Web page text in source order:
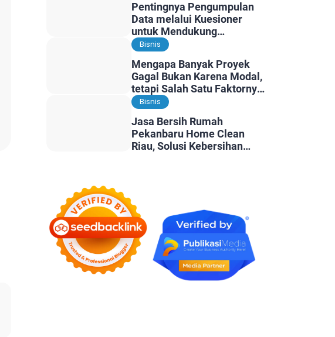
Pentingnya Pengumpulan
Data melalui Kuesioner
untuk Mendukung
Penelitian dan Pengambilan
Bisnis
Mengapa Banyak Proyek
Gagal Bukan Karena Modal,
tetapi Salah Satu Faktornya
Karena Tidak Pernah Diuji
Bisnis
Jasa Bersih Rumah
Pekanbaru Home Clean
Riau, Solusi Kebersihan